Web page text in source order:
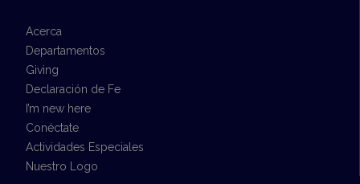
Acerca
Departamentos
Giving
Declaración de Fe
I’m new here
Conéctate
Actividades Especiales
Nuestro Logo